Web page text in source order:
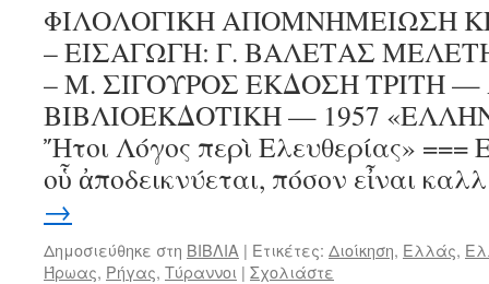
ΦΙΛΟΛΟΓΙΚΗ ΑΠΟΜΝΗΜΕΙΩΣΗ
– ΕΙΣΑΓΩΓΗ: Γ. ΒΑΛΕΤΑΣ
– Μ. ΣΙΓΟΥΡΟΣ ΕΚΔΟΣΗ ΤΡΙΤΗ
ΒΙΒΛΙΟΕΚΔΟΤΙΚΗ — 1957
Ἤτοι Λόγος περὶ Ελευθερίας» ===
οὗ ἀποδεικνύεται, πόσον εἶναι
→
Δημοσιεύθηκε στη ΒΙΒΛΙΑ | Ετικέτες: Διοίκηση, Ελλάς,
Ήρωας, Ρήγας, Τύραννοι | Σχολιάστε